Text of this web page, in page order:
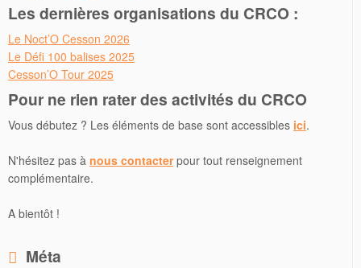
Les dernières organisations du CRCO :
Le Noct’O Cesson 2026
Le Défi 100 balises 2025
Cesson’O Tour 2025
Pour ne rien rater des activités du CRCO
Vous débutez ? Les éléments de base sont accessibles ici.
N'hésitez pas à nous contacterpour tout renseignement
complémentaire.
A bientôt !
Méta